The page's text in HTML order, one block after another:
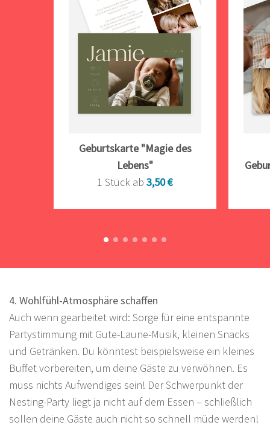
Geburtskarte "Magie des
Lebens"
1 Stück ab 3,50 €
4. Wohlfühl-Atmosphäre schaffen
Auch wenn gearbeitet wird: Sorge für eine entspannte
Partystimmung mit Gute-Laune-Musik, kleinen Snacks
und Getränken. Du könntest beispielsweise ein kleines
Buffet vorbereiten, um deine Gäste zu verwöhnen. Es
muss nichts Aufwendiges sein! Der Schwerpunkt der
Nesting-Party liegt ja nicht auf dem Essen – schließlich
sollen deine Gäste auch nicht so schnell müde werden!